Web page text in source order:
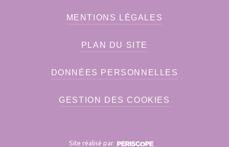
MENTIONS LÉGALES
PLAN DU SITE
DONNÉES PERSONNELLES
GESTION DES COOKIES
Site réalisé par